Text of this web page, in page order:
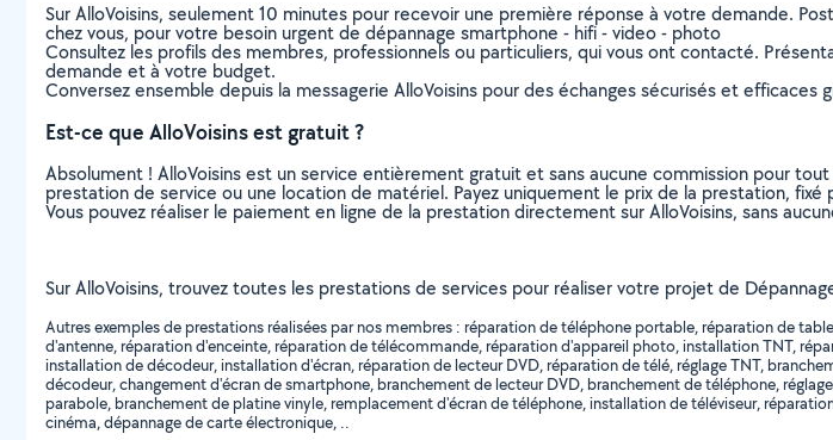
Sur AlloVoisins, seulement 10 minutes pour recevoir une première réponse à votre demande.
chez vous, pour votre besoin urgent de dépannage smartphone - hifi - video - photo
Consultez les profils des membres, professionnels ou particuliers, qui vous ont contacté.
demande et à votre budget.
Conversez ensemble depuis la messagerie AlloVoisins pour des échanges sécurisés et efficaces
Est-ce que AlloVoisins est gratuit ?
Absolument ! AlloVoisins est un service entièrement gratuit et sans aucune commission pour
prestation de service ou une location de matériel. Payez uniquement le prix de la prestation, fixé
Vous pouvez réaliser le paiement en ligne de la prestation directement sur AlloVoisins, sans
Sur AlloVoisins, trouvez toutes les prestations de services pour réaliser votre projet de
Autres exemples de prestations réalisées par nos membres : réparation de téléphone portable, réparation de
d'antenne, réparation d'enceinte, réparation de télécommande, réparation d'appareil photo, installation TNT,
installation de décodeur, installation d'écran, réparation de lecteur DVD, réparation de télé, réglage TNT,
décodeur, changement d'écran de smartphone, branchement de lecteur DVD, branchement de téléphone,
parabole, branchement de platine vinyle, remplacement d'écran de téléphone, installation de téléviseur,
cinéma, dépannage de carte électronique, ..